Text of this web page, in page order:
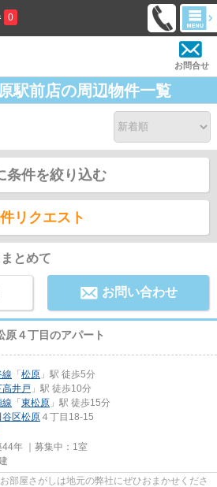
0
お問合せ
駅前店の周辺物件一覧
条件を絞り込む
リクエスト
とめて
お問い合わせ
原４丁目のアパート
線 「 松原 」駅 徒歩5分
高井戸 」駅 徒歩10分
線 「 東松原 」駅 徒歩15分
谷区松原 ４丁目18-15
年 ｜募集中： 1室
部屋さがしは地元の弊社にぜひおまかせくださ